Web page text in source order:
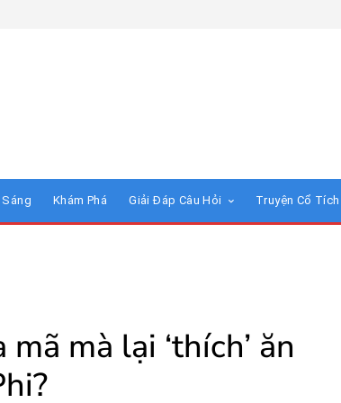
Khám Phá Giải Đáp Câu Hỏi Truyện Cổ Tích
mà lại ‘thích’ ăn